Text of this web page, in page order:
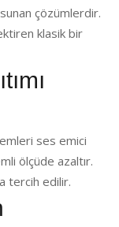
çözümlerdir.
klasik bir
ses emici
ölçüde azaltır.
tercih edilir.